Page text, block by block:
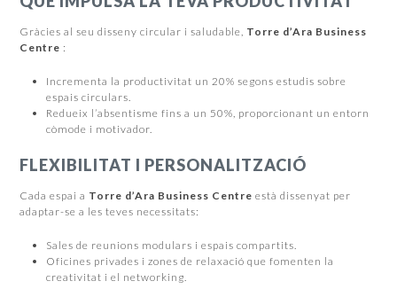
Gràcies al seu disseny circular i saludable, Torre d’Ara Business
Centre :
Incrementa la productivitat un 20% segons estudis sobre
espais circulars.
Redueix l’absentisme fins a un 50%, proporcionant un entorn
còmode i motivador.
FLEXIBILITAT I PERSONALITZACIÓ
Cada espai a Torre d’Ara Business Centreestà dissenyat per
adaptar-se a les teves necessitats:
Sales de reunions modulars i espais compartits.
Oficines privades i zones de relaxació que fomenten la
creativitat i el networking.